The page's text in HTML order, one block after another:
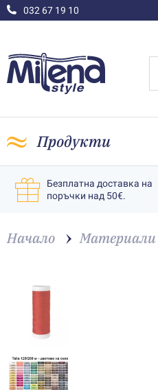
032 67 19 10
Продукти
Безплатна доставка на
поръчки над 50€.
Начало Материали